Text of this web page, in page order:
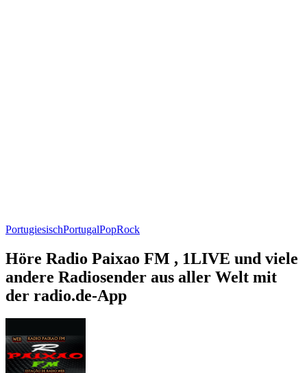
PortugiesischPortugalPopRock
Höre Radio Paixao FM , 1LIVE und viele
andere Radiosender aus aller Welt mit
der radio.de-App